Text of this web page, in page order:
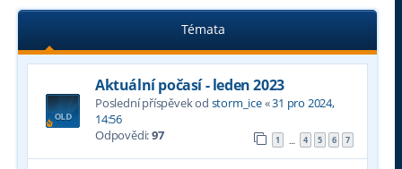
Témata
Aktuální počasí - leden 2023
Poslední příspěvek od storm_ice«31 pro 2024,
14:56
Odpovědi:97 1 … 4 5 6 7